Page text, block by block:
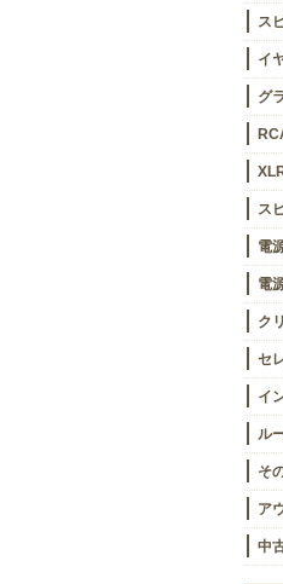
ス
イ
グ
ス
電
電
ク
セ
イ
ル
そ
ア
中